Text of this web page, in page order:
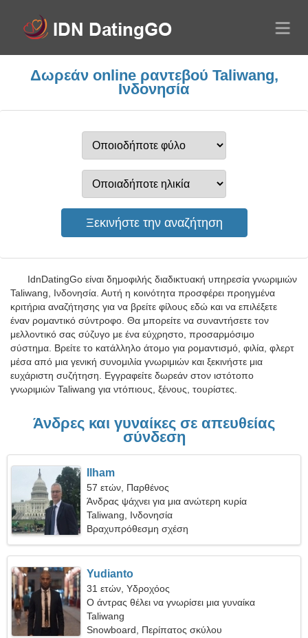
Δωρεάν online ραντεβού Taliwang,
Ινδονησία
IdnDatingGo είναι δημοφιλής διαδικτυακή υπηρεσία γνωριμιών
Taliwang, Ινδονησία. Αυτή η κοινότητα προσφέρει προηγμένα
κριτήρια αναζήτησης για να βρείτε φίλους εδώ και να επιλέξετε
έναν ρομαντικό σύντροφο. Θα μπορείτε να συναντήσετε τον
μελλοντικό σας σύζυγο με ένα εύχρηστο, προσαρμόσιμο
σύστημα. Βρείτε το κατάλληλο άτομο για ρομαντισμό, φιλία, φλερτ
μέσα από μια γενική συνομιλία γνωριμιών και ξεκινήστε μια
ευχάριστη συζήτηση. Εγγραφείτε δωρεάν στον ιστότοπο
γνωριμιών Taliwang για ντόπιους, ξένους, τουρίστες.
Άνδρες και γυναίκες σε απευθείας
σύνδεση
Ilham
57 ετών, Παρθένος
Άνδρας ψάχνει για μια ανώτερη κυρία
Taliwang, Ινδονησία
Βραχυπρόθεσμη σχέση
Yudianto
31 ετών, Υδροχόος
Ο άντρας θέλει να γνωρίσει μια γυναίκα
Taliwang
Snowboard, Περίπατος σκύλου